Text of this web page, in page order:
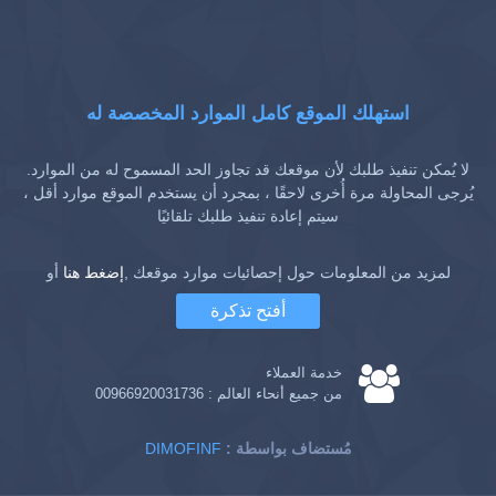
استهلك الموقع كامل الموارد المخصصة له
لا يُمكن تنفيذ طلبك لأن موقعك قد تجاوز الحد المسموح له من الموارد.
يُرجى المحاولة مرة أُخرى لاحقًا ، بمجرد أن يستخدم الموقع موارد أقل ،
سيتم إعادة تنفيذ طلبك تلقائيًا
لمزيد من المعلومات حول إحصائيات موارد موقعك ,إضغط هنا أو
أفتح تذكرة
خدمة العملاء
من جميع أنحاء العالم : 00966920031736
DIMOFINF : مُستضاف بواسطة